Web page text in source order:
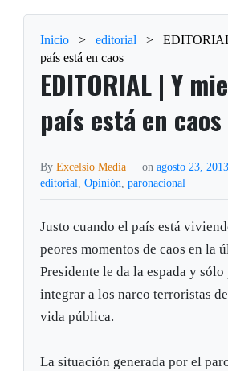
Inicio > editorial >
país está en caos
EDITORIAL | Y
país está en caos
ByExcelsio Media on agosto 23, 2013
editorial,Opinión,paronacional
Justo cuando el país está
peores momentos de caos en la
Presidente le da la espada y sólo
integrar a los narco terroristas
vida pública.
La situación generada por el